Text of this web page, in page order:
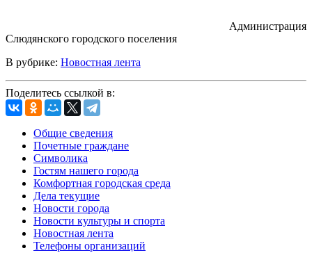
Администрация
Слюдянского городского поселения
В рубрике: Новостная лента
Поделитесь ссылкой в:
Общие сведения
Почетные граждане
Символика
Гостям нашего города
Комфортная городская среда
Дела текущие
Новости города
Новости культуры и спорта
Новостная лента
Телефоны организаций